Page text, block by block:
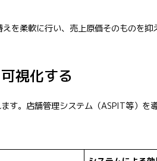
を柔軟に行い、売上原価そのものを抑
視化する
す。店舗管理システム（ASPIT等）